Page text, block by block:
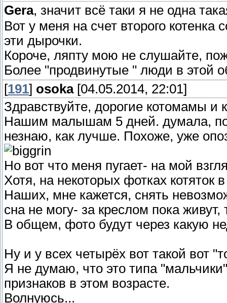
Gera, значит всё таки я не одна
Вот у меня на счет второго
эти дырочки.
Короче, ляпту мою не слушайте,
Более "продвинутые " люди в этой
[191] osoka[04.05.2014, 22:01]
Здравствуйте, дорогие котомамы и
Нашим малышам 5 дней. думала,
незнаю, как лучше. Похоже, уже
Но вот что меня пугает- на мой
Хотя, на некоторых фотках котяток
Наших, мне кажется, снять
сна не могу- за креслом пока
В общем, фото будут через какую
Ну и у всех четырёх вот такой вот
Я не думаю, что это типа
признаков в этом возрасте.
Волнуюсь...